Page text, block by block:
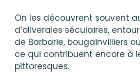
On les découvrent souvent
d’oliveraies séculaires,
de Barbarie, bougainvilliers
ce qui contribuent encore à
pittoresques.